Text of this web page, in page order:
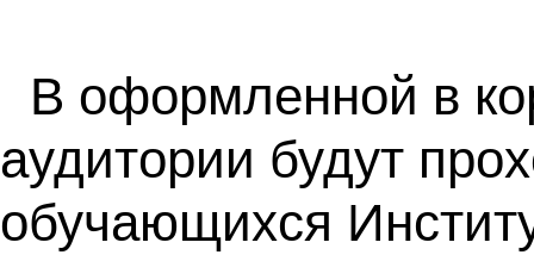
В оформленной в
аудитории будут
обучающихся